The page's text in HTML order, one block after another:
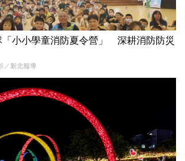
「小小學童消防夏令營」 深耕消防防災
／新北報導